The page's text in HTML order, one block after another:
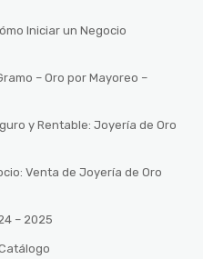
Iniciar un Negocio
– Oro por Mayoreo –
y Rentable: Joyería de Oro
Venta de Joyería de Oro
– 2025